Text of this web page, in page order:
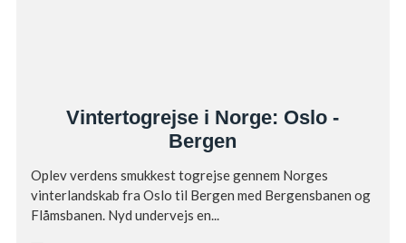
Vintertogrejse i Norge: Oslo -
Bergen
Oplev verdens smukkest togrejse gennem Norges
vinterlandskab fra Oslo til Bergen med Bergensbanen og
Flåmsbanen. Nyd undervejs en...